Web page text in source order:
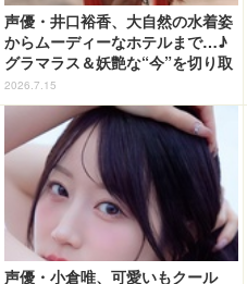
声優・井口裕香、大自然の水着姿
からムーディーなホテルまで…♪
グラマラス＆妖艶な“今”を切り取
り！3冊目写真集が発売中
2026.7.15
声優・小倉唯、可愛いもクール